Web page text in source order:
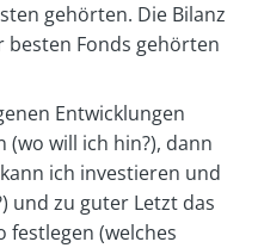
gehörten. Die Bilanz
Fonds gehörten
Entwicklungen
will ich hin?), dann
ich investieren und
und zu guter Letzt das
(welches